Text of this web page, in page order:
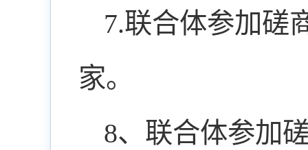
7.联合体参加磋
家。
8、联合体参加